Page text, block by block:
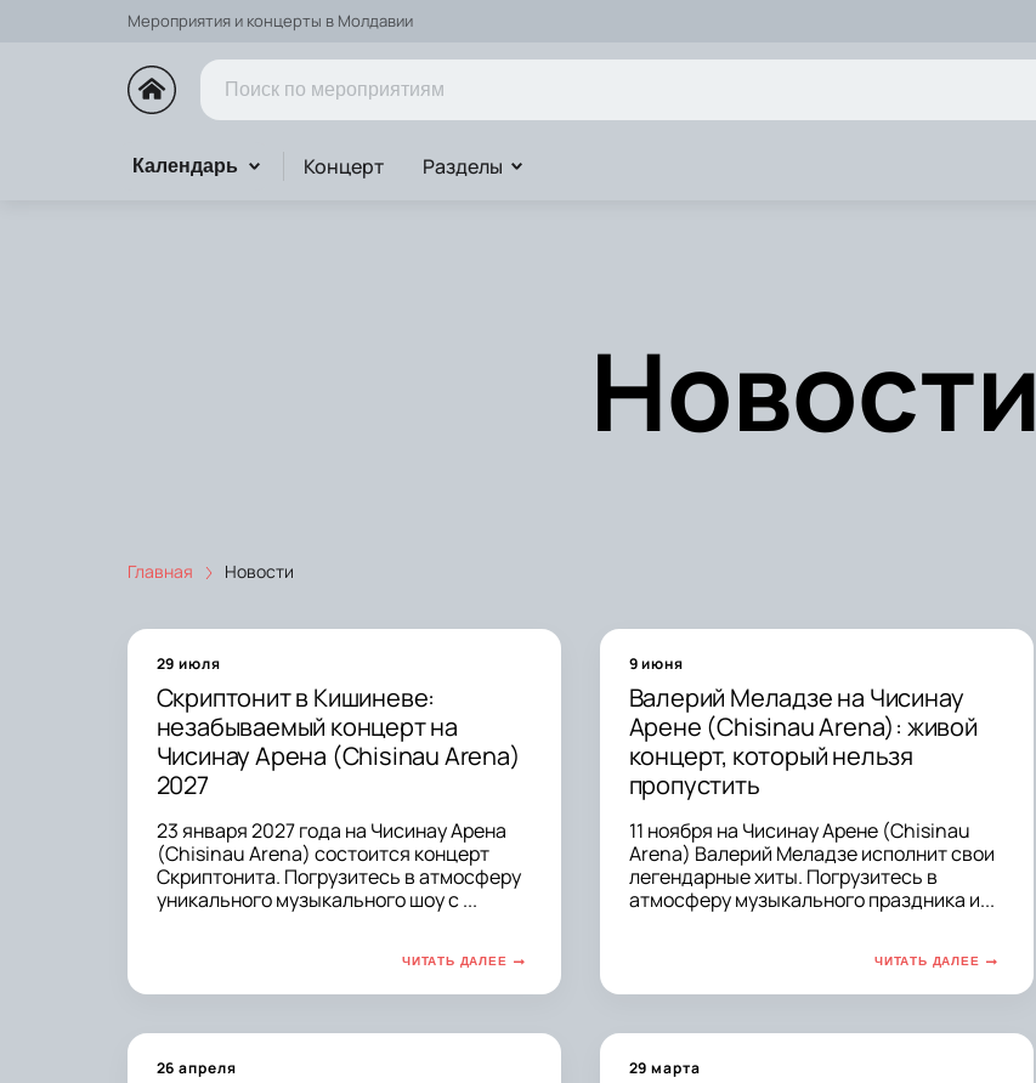
Мероприятия и концерты в Молдавии
Календарь Концерт Разделы
Новости
Главная Новости
29 июля
Скриптонит в Кишиневе:
незабываемый концерт на
Чисинау Арена (Chisinau Arena)
2027
23 января 2027 года на Чисинау Арена
(Chisinau Arena) состоится концерт
Скриптонита. Погрузитесь в атмосферу
уникального музыкального шоу с ...
ЧИТАТЬ ДАЛЕЕ
9 июня
Валерий Меладзе на Чисинау
Арене (Chisinau Arena): живой
концерт, который нельзя
пропустить
11 ноября на Чисинау Арене (Chisinau
Arena) Валерий Меладзе исполнит свои
легендарные хиты. Погрузитесь в
атмосферу музыкального праздника и...
ЧИТАТЬ ДАЛЕЕ
26 апреля 29 марта